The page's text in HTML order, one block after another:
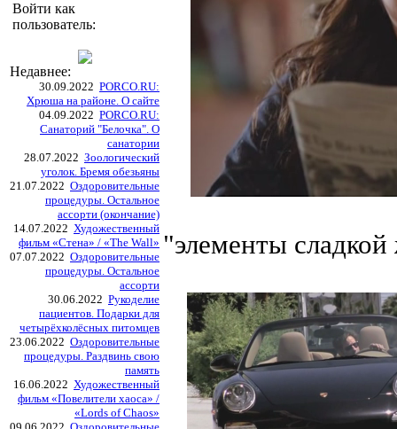
Войти как
пользователь:
Недавнее:
30.09.2022 PORCO.RU:
Хрюша на районе. О сайте
04.09.2022 PORCO.RU:
Санаторий "Белочка". О
санатории
28.07.2022 Зоологический
уголок. Бремя обезьяны
21.07.2022 Оздоровительные
процедуры. Остальное
ассорти (окончание)
14.07.2022 Художественный
фильм «Стена» / «The Wall»
07.07.2022 Оздоровительные
процедуры. Остальное
ассорти
30.06.2022 Рукоделие
пациентов. Подарки для
четырёхколёсных питомцев
23.06.2022 Оздоровительные
процедуры. Раздвинь свою
память
16.06.2022 Художественный
фильм «Повелители хаоса» /
«Lords of Chaos»
"элементы